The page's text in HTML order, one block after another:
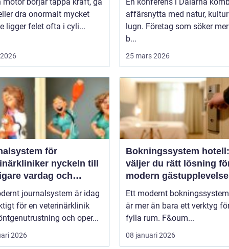
dra onormalt mycket
ligger felet ofta i cyli...
affärsnytta med natur,
lugn. Företag som söker
b...
25 mars 2026
för
nyckeln till
vardag och
vård
journalsystem är idag
för en veterinärklinik
och oper...
2026
Bokningssystem
väljer du rätt lösning
modern gästupplevelse
Ett modernt
är mer än bara ett verktyg
fylla rum. F&oum...
08 januari 2026